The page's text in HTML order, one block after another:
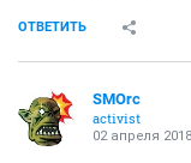
ОТВЕТИТЬ
SMOrc
activist
02 апреля 2018